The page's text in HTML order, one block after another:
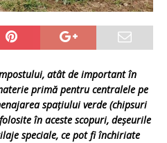
atât de important în
primă pentru centralele pe
spațiului verde (chipsuri
în aceste scopuri, deșeurile
speciale, ce pot fi închiriate